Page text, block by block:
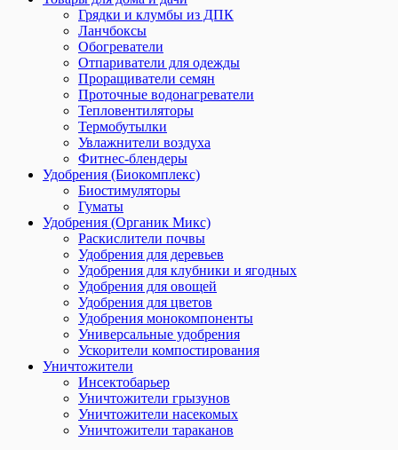
Грядки и клумбы из ДПК
Ланчбоксы
Обогреватели
Отпариватели для одежды
Проращиватели семян
Проточные водонагреватели
Тепловентиляторы
Термобутылки
Увлажнители воздуха
Фитнес-блендеры
Удобрения (Биокомплекс)
Биостимуляторы
Гуматы
Удобрения (Органик Микс)
Раскислители почвы
Удобрения для деревьев
Удобрения для клубники и ягодных
Удобрения для овощей
Удобрения для цветов
Удобрения монокомпоненты
Универсальные удобрения
Ускорители компостирования
Уничтожители
Инсектобарьер
Уничтожители грызунов
Уничтожители насекомых
Уничтожители тараканов